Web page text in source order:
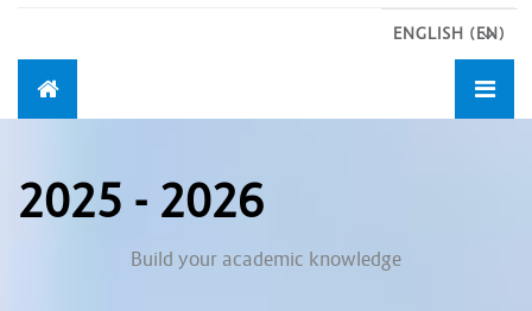
ENGLISH ‎(EN)‎
2025 - 2026
Build your academic knowledge